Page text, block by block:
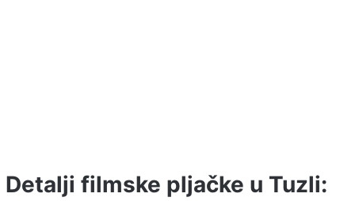
Detalji filmske pljačke u Tuzli: